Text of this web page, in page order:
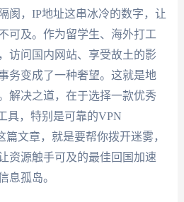
阂，IP地址这串冰冷的数字，让
可及。作为留学生、海外打工
访问国内网站、享受故土的影
务变成了一种奢望。这就是地
解决之道，在于选择一款优秀
具，特别是可靠的VPN
篇文章，就是要帮你拨开迷雾，
资源触手可及的最佳回国加速
息孤岛。